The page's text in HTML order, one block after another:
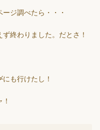
ジ調べたら・・・
終わりました。だとさ！
にも行けたし！